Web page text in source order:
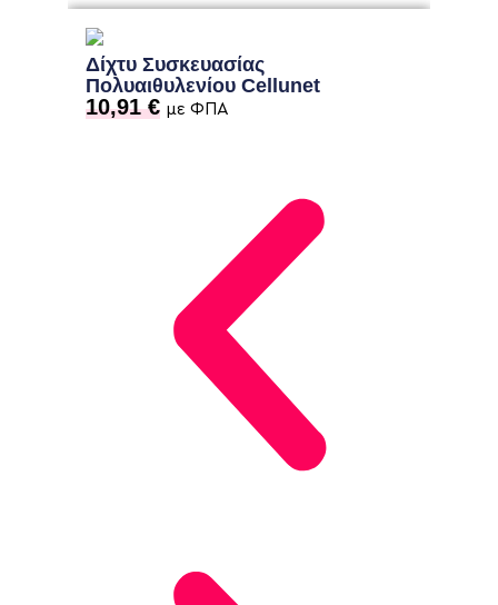
Δίχτυ Συσκευασίας
Πολυαιθυλενίου Cellunet
10,91€ με ΦΠΑ